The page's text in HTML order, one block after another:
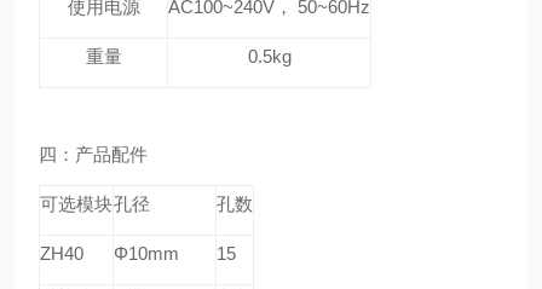
使用电源 AC100~240V， 50~60Hz
重量 0.5kg
四： 产品配件
可选模块孔径 孔数
ZH40 Φ10mm 15